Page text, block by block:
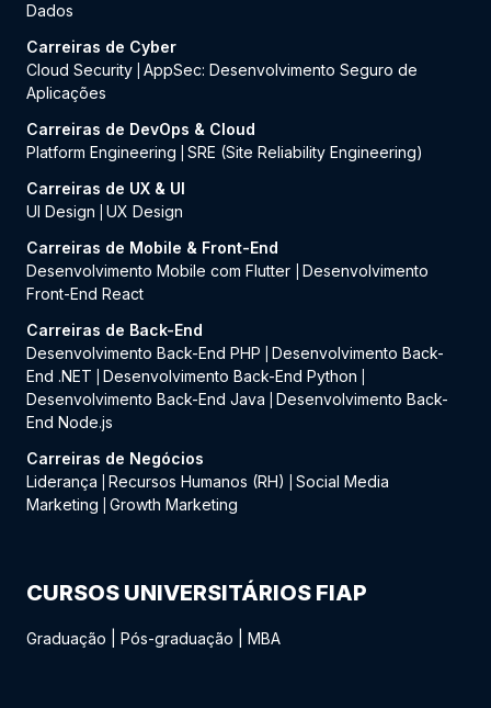
Dados
Carreiras de Cyber
Cloud Security AppSec: Desenvolvimento Seguro de
Aplicações
Carreiras de DevOps & Cloud
Platform Engineering
SRE (Site Reliability Engineering)
Carreiras de UX & UI
UI Design
UX Design
Carreiras de Mobile & Front-End
Desenvolvimento Mobile com Flutter
Desenvolvimento
Front-End React
Carreiras de Back-End
Desenvolvimento Back-End PHP
Desenvolvimento Back-
End .NET
Desenvolvimento Back-End Python
Desenvolvimento Back-End Java
Desenvolvimento Back-
End Node.js
Carreiras de Negócios
Liderança
Recursos Humanos (RH)
Social Media
Marketing
Growth Marketing
CURSOS UNIVERSITÁRIOS FIAP
Graduação Pós-graduação MBA